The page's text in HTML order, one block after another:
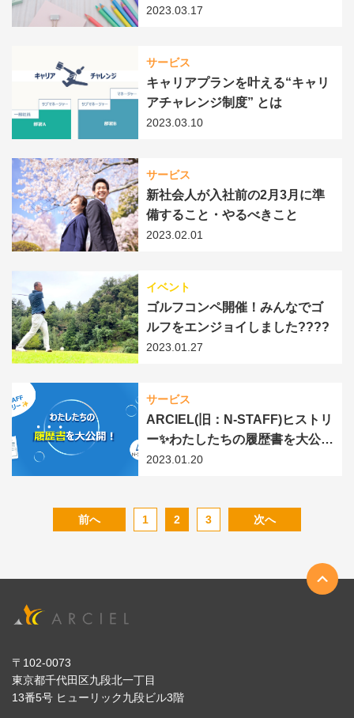
2023.03.17
サービス
キャリアプランを叶える“キャリ
アチャレンジ制度” とは
2023.03.10
サービス
新社会人が入社前の2月3月に準
備すること・やるべきこと
2023.02.01
イベント
ゴルフコンペ開催！みんなでゴ
ルフをエンジョイしました????
2023.01.27
サービス
ARCIEL(旧：N-STAFF)ヒストリ
ー✨わたしたちの履歴書を大公
開‼
2023.01.20
前へ 1 2 3 次へ
〒102-0073
東京都千代田区九段北一丁目
13番5号 ヒューリック九段ビル3階